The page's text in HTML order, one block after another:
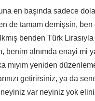
en başında sadece
de tamam demişsin, ben
benden Türk
benim alnımda enayi mi
mıyım yeniden
getirirsiniz, ya da
neyiniz var neyiniz yok